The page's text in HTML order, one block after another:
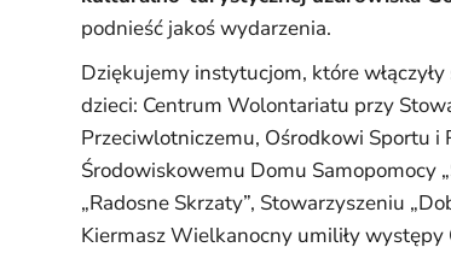
podnieść jakoś wydarzenia.
Dziękujemy instytucjom, które
dzieci: Centrum Wolontariatu przy
Przeciwlotniczemu, Ośrodkowi Sportu i
Środowiskowemu Domu Samopomocy
„Radosne Skrzaty”, Stowarzyszeniu
Kiermasz Wielkanocny umiliły